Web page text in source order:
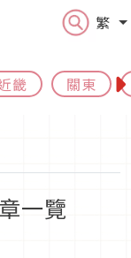
繁
畿 關東
一覽